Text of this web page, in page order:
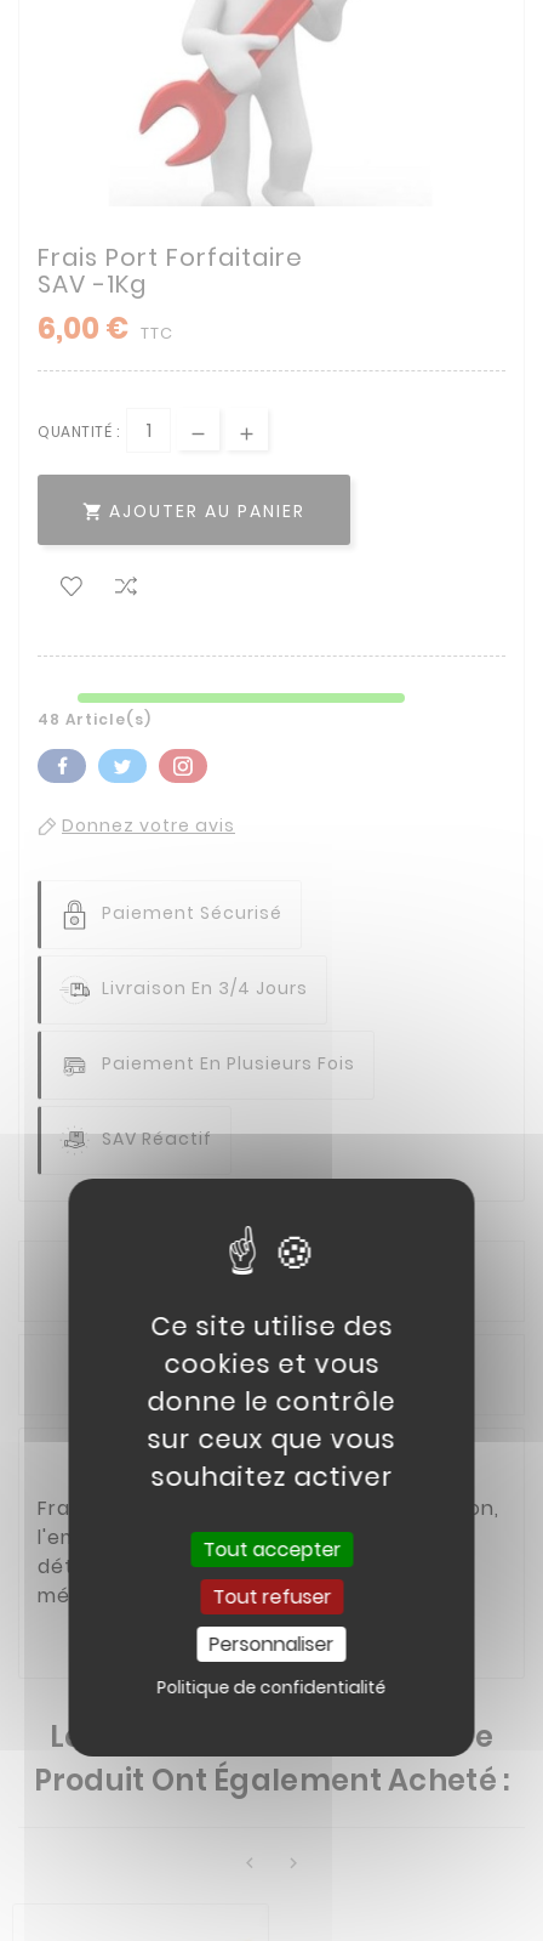
Frais Port Forfaitaire
SAV -1Kg
6,00 € TTC
QUANTITÉ :
 AJOUTER AU PANIER
48 Article(s)
Donnez votre avis
Paiement Sécurisé
Livraison En 3/4 Jours
Paiement En Plusieurs Fois
SAV Réactif
Description
Détails du produit
Frais de port forfaitaire pour la préparation,
l'emballage et les frais l'envoi de pièces
détachées de moins de 1 kg en France
métropolitaine et Corse.
Les Clients Qui Ont Acheté Ce
Produit Ont Également Acheté :
 
Ce site utilise des
cookies et vous
donne le contrôle
sur ceux que vous
souhaitez activer
Tout accepter
Tout refuser
Personnaliser
Politique de confidentialité